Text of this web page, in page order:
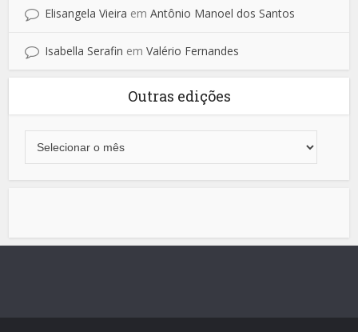
Elisangela Vieira emAntônio Manoel dos Santos
Isabella Serafin emValério Fernandes
Outras edições